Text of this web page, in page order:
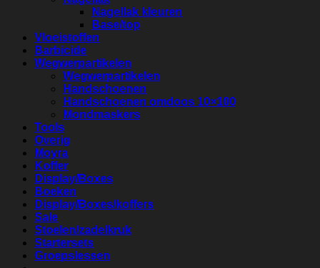
Nagellak kleuren
Base/top
Vloeistoffen
Barbicide
Wegwerpartikelen
Wegwerpartikelen
Handschoenen
Handschoenen omdoos 10×100
Mondmaskers
Tools
Overig
Moyra
Koffer
Display/Boxes
Boeken
Display/Boxes/koffers
Sale
Stoelen/zadelkruk
Startersets
Groepslessen